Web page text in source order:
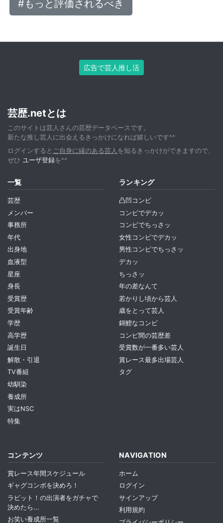
#もっと評価されるべき
広告で芸人推し活
芸歴.netとは
このサイトは芸人さんの芸歴データベースです。
新たな推し芸人に出会えるきっかけになれば嬉しいです^^
ログインすると ご自身に縁のある芸人 を知るきっかけができますので、
ぜひ ユーザ登録を^^
一覧
芸歴
メンバー
事務所
年代
出身地
血液型
星座
身長
受賞歴
受賞年齢
学歴
高学歴
誕生日
解散・引退
TV番組
幼馴染
養成所
実はNSC
特集
ランキング
凸凹コンビ
コンビでデカッ
コンビでちっさッ
女性コンビでデカッ
男性コンビでちっさッ
デカッ
ちっさッ
年の差なんて
若かりし頃から芸人
歳をとって芸人
錦鯉なコンビ
コンビ間の芸歴差
受賞数が一番多い芸人
賞レース最多出場芸人
タグ
コンテンツ
賞レース年間スケジュール
ギャグコンボを決めろ！
ラビット！の出演者をガチャで
決めたら...
お笑い養成所一覧
NAVIGATION
ホーム
ログイン
サインアップ
利用規約